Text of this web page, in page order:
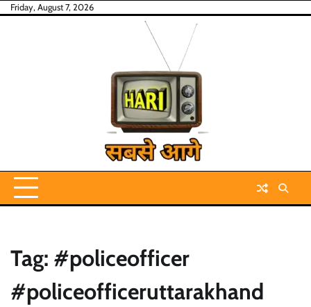
SkipFriday, August 7, 2026
Tag: #policeofficer
#policeofficeruttarakhand